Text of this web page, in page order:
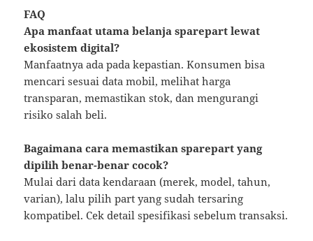
FAQ
Apa manfaat utama belanja sparepart lewat
ekosistem digital?
Manfaatnya ada pada kepastian. Konsumen bisa
mencari sesuai data mobil, melihat harga
transparan, memastikan stok, dan mengurangi
risiko salah beli.
Bagaimana cara memastikan sparepart yang
dipilih benar-benar cocok?
Mulai dari data kendaraan (merek, model, tahun,
varian), lalu pilih part yang sudah tersaring
kompatibel. Cek detail spesifikasi sebelum transaksi.